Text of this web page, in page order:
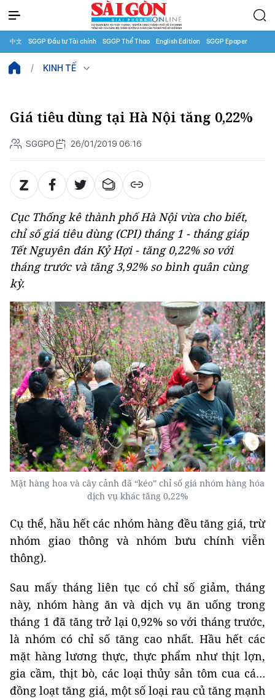
中文 SGGP Đầu tư Tài chính SGGP Thể Thao English Edition SGGP Epaper
KINH TẾ
Giá tiêu dùng tại Hà Nội tăng 0,22%
SGGPO 26/01/2019 06:16
Cục Thống kê thành phố Hà Nội vừa cho biết,
chỉ số giá tiêu dùng (CPI) tháng 1 - tháng giáp
Tết Nguyên đán Kỷ Hợi - tăng 0,22% so với
tháng trước và tăng 3,92% so bình quân cùng
kỳ.
Mặt hàng hoa và cây cảnh đã “kéo” chỉ số giá nhóm hàng hóa
dịch vụ khác tăng 0,22%
Cụ thể, hầu hết các nhóm hàng đều tăng giá, trừ
nhóm giao thông và nhóm bưu chính viễn
thông).
Sau mấy tháng liên tục có chỉ số giảm, tháng
này, nhóm hàng ăn và dịch vụ ăn uống trong
tháng 1 đã tăng trở lại 0,92% so với tháng trước,
là nhóm có chỉ số tăng cao nhất. Hầu hết các
mặt hàng lương thực, thực phẩm như thịt lợn,
gia cầm, thịt bò, các loại thủy sản tôm cua cá…
đồng loạt tăng giá, một số loại rau củ tăng mạnh